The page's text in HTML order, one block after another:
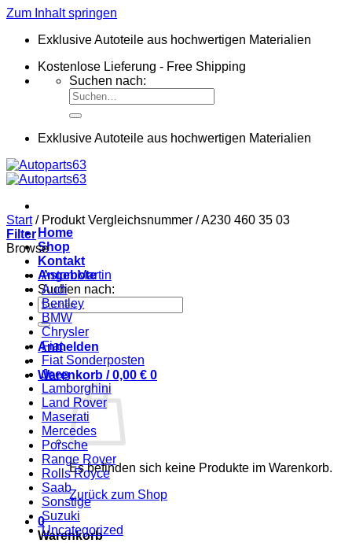
Zum Inhalt springen
Exklusive Autoteile aus hochwertigen Materialien
Kostenlose Lieferung - Free Shipping
Suchen nach:
Exklusive Autoteile aus hochwertigen Materialien
Home
Shop
Kontakt
Angebote
Suchen nach:
Anmelden
Warenkorb /0,00 € 0
Es befinden sich keine Produkte im Warenkorb.
Zurück zum Shop
0
Warenkorb
Start /Produkt Vergleichsnummer /A230 460 35 03
Filter
Browse
Aston Martin
Audi
Bentley
BMW
Chrysler
Fiat
Fiat Sonderposten
Jeep
Lamborghini
Land Rover
Maserati
Mercedes
Porsche
Range Rover
Rolls Royce
Saab
Sonstige
Suzuki
Uncategorized